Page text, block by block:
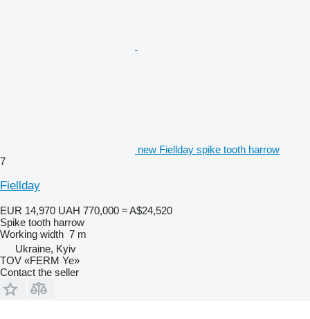
new Fiellday spike tooth harrow
7
Fiellday
EUR 14,970 UAH 770,000 ≈ A$24,520
Spike tooth harrow
Working width 7 m
Ukraine, Kyiv
TOV «FERM Ye»
Contact the seller